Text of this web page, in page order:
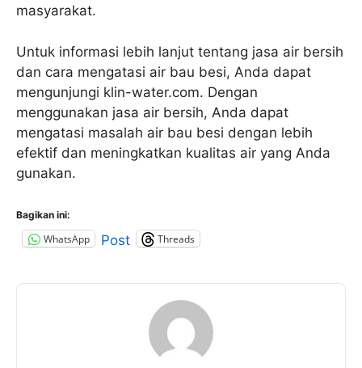
masyarakat.
Untuk informasi lebih lanjut tentang jasa air bersih
dan cara mengatasi air bau besi, Anda dapat
mengunjungi klin-water.com. Dengan
menggunakan jasa air bersih, Anda dapat
mengatasi masalah air bau besi dengan lebih
efektif dan meningkatkan kualitas air yang Anda
gunakan.
Bagikan ini:
WhatsApp Post Threads